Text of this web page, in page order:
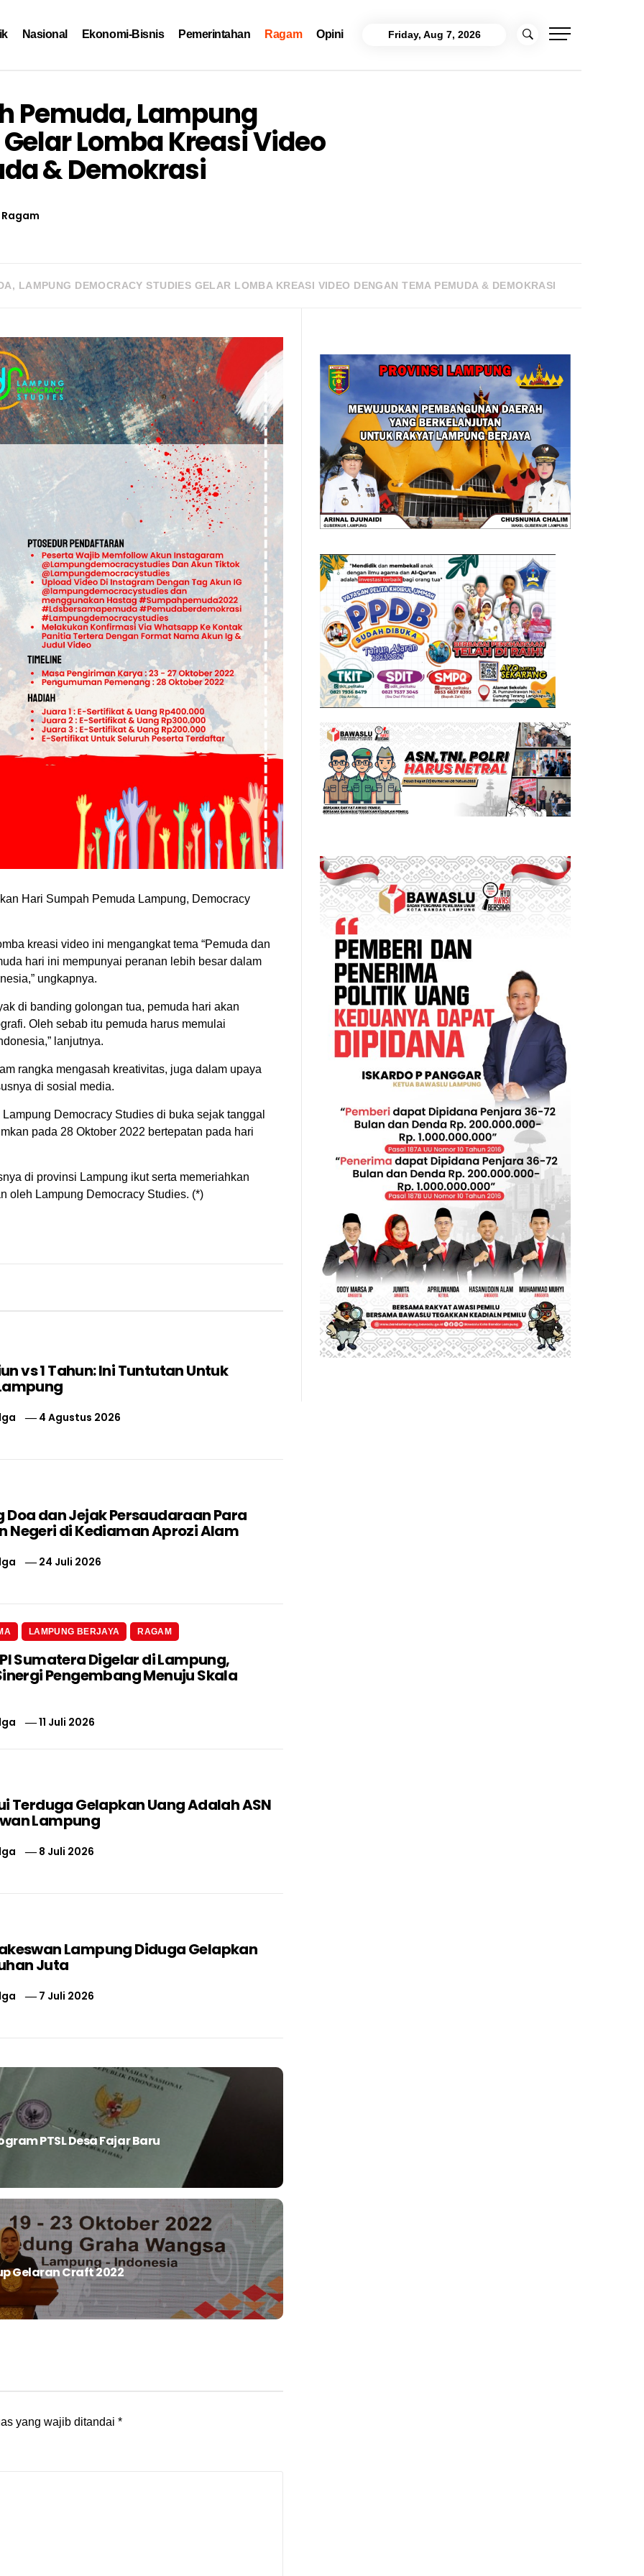
Nasional Ekonomi-Bisnis Pemerintahan Ragam Opini Friday, Aug 7, 2026
Pemuda, Lampung
Lomba Kreasi Video
& Demokrasi
Ragam
LAMPUNG DEMOCRACY STUDIES GELAR LOMBA KREASI VIDEO DENGAN TEMA PEMUDA & DEMOKRASI
Hari Sumpah Pemuda Lampung, Democracy
kreasi video ini mengangkat tema “Pemuda dan
hari ini mempunyai peranan lebih besar dalam
ungkapnya.
di banding golongan tua, pemuda hari akan
Oleh sebab itu pemuda harus memulai
lanjutnya.
rangka mengasah kreativitas, juga dalam upaya
di sosial media.
Democracy Studies di buka sejak tanggal
pada 28 Oktober 2022 bertepatan pada hari
di provinsi Lampung ikut serta memeriahkan
oleh Lampung Democracy Studies. (*)
vs 1 Tahun: Ini Tuntutan Untuk
4 Agustus 2026
Doa dan Jejak Persaudaraan Para
Negeri di Kediaman Aprozi Alam
24 Juli 2026
LAMPUNG BERJAYA RAGAM
Sumatera Digelar di Lampung,
Pengembang Menuju Skala
11 Juli 2026
Terduga Gelapkan Uang Adalah ASN
Lampung
8 Juli 2026
Lampung Diduga Gelapkan
Juta
7 Juli 2026
PTSL Desa Fajar Baru
Gelaran Craft 2022
yang wajib ditandai *